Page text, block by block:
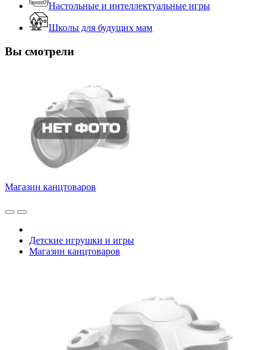
Настольные и интеллектуальные игры
Школы для будущих мам
Вы смотрели
Магазин канцтоваров
Детские игрушки и игры
Магазин канцтоваров